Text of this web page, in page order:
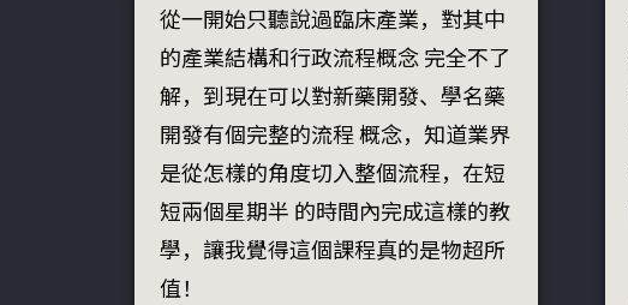
從一開始只聽說過臨床產業，對其中
的產業結構和行政流程概念 完全不了
解，到現在可以對新藥開發、學名藥
開發有個完整的流程 概念，知道業界
是從怎樣的角度切入整個流程，在短
短兩個星期半 的時間內完成這樣的教
學，讓我覺得這個課程真的是物超所
值！